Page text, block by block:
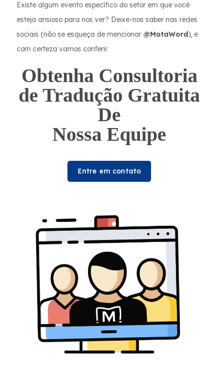
Existe algum evento específico do setor em que você
esteja ansioso para nos ver? Deixe-nos saber nas redes
sociais (não se esqueça de mencionar @MotaWord), e
com certeza vamos conferir.
Obtenha Consultoria
de Tradução Gratuita
De
Nossa Equipe
Entre em contato